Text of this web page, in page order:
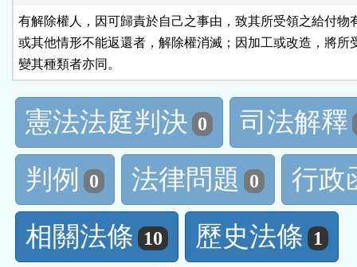
有解除權人，因可歸責於自己之事由，致其所受領之給付物
或其他情形不能返還者，解除權消滅；因加工或改造，將所
變其種類者亦同。
憲法法庭判決 0
司法解釋
判例
0 法律問題 0
行政
相關法條
10 歷史法條 1